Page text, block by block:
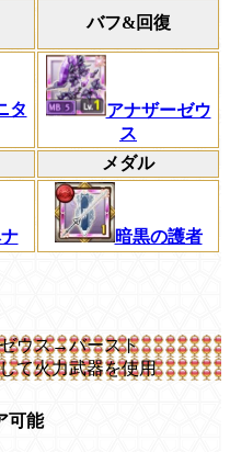
バフ&回復
タ
アナザーゼウ
ス
メダル
暗黒の護者
ウス→バースト
て火力武器を使用
可能